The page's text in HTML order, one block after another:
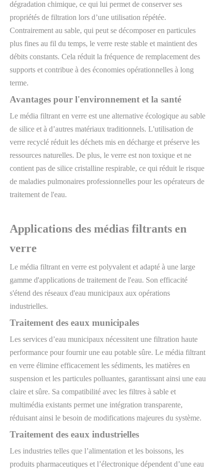
dégradation chimique, ce qui lui permet de conserver ses
propriétés de filtration lors d’une utilisation répétée.
Contrairement au sable, qui peut se décomposer en particules
plus fines au fil du temps, le verre reste stable et maintient des
débits constants. Cela réduit la fréquence de remplacement des
supports et contribue à des économies opérationnelles à long
terme.
Avantages pour l'environnement et la santé
Le média filtrant en verre est une alternative écologique au sable
de silice et à d’autres matériaux traditionnels. L'utilisation de
verre recyclé réduit les déchets mis en décharge et préserve les
ressources naturelles. De plus, le verre est non toxique et ne
contient pas de silice cristalline respirable, ce qui réduit le risque
de maladies pulmonaires professionnelles pour les opérateurs de
traitement de l'eau.
Applications des médias filtrants en
verre
Le média filtrant en verre est polyvalent et adapté à une large
gamme d'applications de traitement de l'eau. Son efficacité
s'étend des réseaux d'eau municipaux aux opérations
industrielles.
Traitement des eaux municipales
Les services d’eau municipaux nécessitent une filtration haute
performance pour fournir une eau potable sûre. Le média filtrant
en verre élimine efficacement les sédiments, les matières en
suspension et les particules polluantes, garantissant ainsi une eau
claire et sûre. Sa compatibilité avec les filtres à sable et
multimédia existants permet une intégration transparente,
réduisant ainsi le besoin de modifications majeures du système.
Traitement des eaux industrielles
Les industries telles que l’alimentation et les boissons, les
produits pharmaceutiques et l’électronique dépendent d’une eau